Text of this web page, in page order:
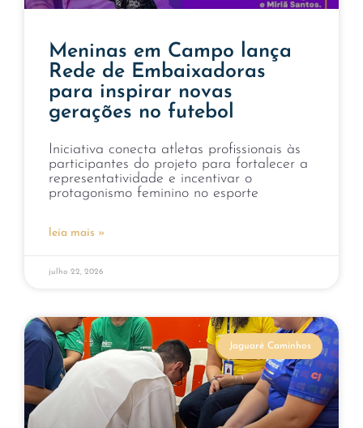
Meninas em Campo lança
Rede de Embaixadoras
para inspirar novas
gerações no futebol
Iniciativa conecta atletas profissionais às
participantes do projeto para fortalecer a
representatividade e incentivar o
protagonismo feminino no esporte
leia mais »
julho 22, 2026
Jaguaré Caminhos